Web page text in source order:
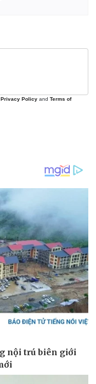
Privacy Policy and Terms of